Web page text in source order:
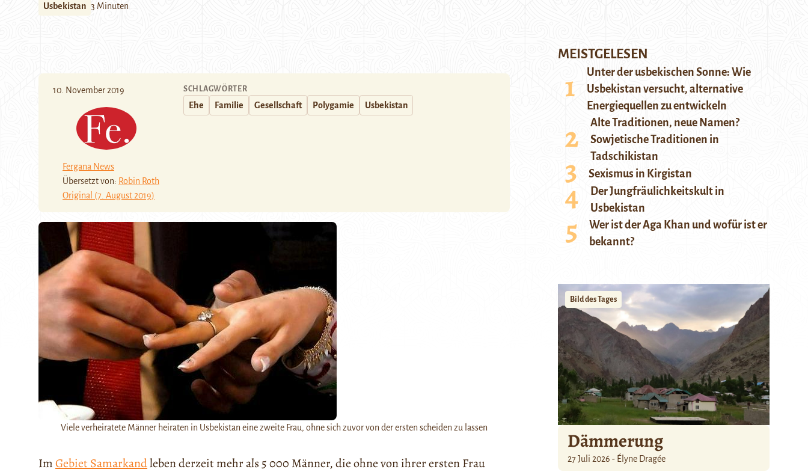
Usbekistan 3 Minuten
10. November 2019
Fergana News
Übersetzt von: Robin Roth
Original (7. August 2019)
SCHLAGWÖRTER
Ehe Familie Gesellschaft Polygamie Usbekistan
Viele verheiratete Männer heiraten in Usbekistan eine zweite Frau, ohne sich zuvor von der ersten scheiden zu lassen
ImGebiet Samarkandleben derzeit mehr als 5 000 Männer, die ohne von ihrer ersten Frau
MEISTGELESEN
Unter der usbekischen Sonne: Wie
Usbekistan versucht, alternative
Energiequellen zu entwickeln
Alte Traditionen, neue Namen?
Sowjetische Traditionen in
Tadschikistan
Sexismus in Kirgistan
Der Jungfräulichkeitskult in
Usbekistan
Wer ist der Aga Khan und wofür ist er
bekannt?
Bild des Tages
Dämmerung
27 Juli 2026 - Élyne Dragée